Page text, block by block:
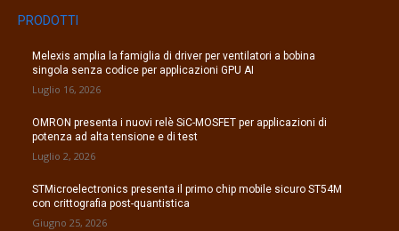
PRODOTTI
Melexis amplia la famiglia di driver per ventilatori a bobina
singola senza codice per applicazioni GPU AI
Luglio 16, 2026
OMRON presenta i nuovi relè SiC-MOSFET per applicazioni di
potenza ad alta tensione e di test
Luglio 2, 2026
STMicroelectronics presenta il primo chip mobile sicuro ST54M
con crittografia post-quantistica
Giugno 25, 2026